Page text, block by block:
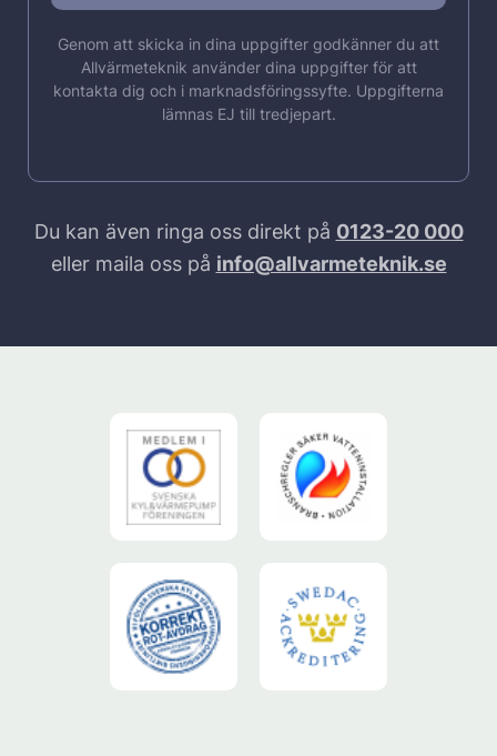
Genom att skicka in dina uppgifter godkänner du att
Allvärmeteknik använder dina uppgifter för att
kontakta dig och i marknadsföringssyfte. Uppgifterna
lämnas EJ till tredjepart.
Du kan även ringa oss direkt på 0123-20 000
eller maila oss på info@allvarmeteknik.se